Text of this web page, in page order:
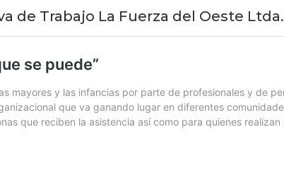
de Trabajo La Fuerza del Oeste Ltda.